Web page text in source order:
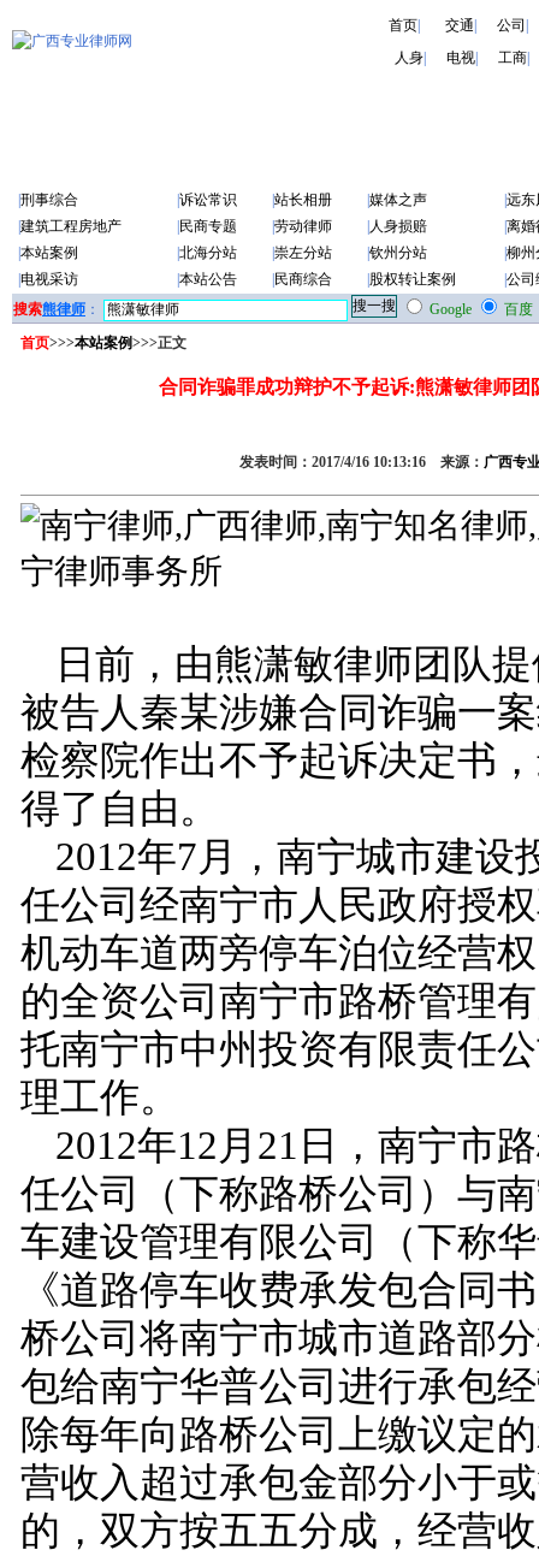
首页| 交通 公司
人身
电视 工商
刑事综合 诉讼常识 站长相册 媒体之声
远东
建筑工程房地产 民商专题 劳动律师 人身损赔
离婚
本站案例 北海分站 崇左分站 钦州分站
柳州
电视采访 本站公告 民商综合 股权转让案例
公司
搜索熊律师 ： Google
百度
首页>>>本站案例>>>正文
合同诈骗罪成功辩护不予起诉:熊潇敏律师团
发表时间：2017/4/16 10:13:16 来源： 广西专
日前，由熊潇敏律师团队
被告人秦某涉嫌合同诈骗一
检察院作出不予起诉决定书
得了自由。
2012年7月，南宁城市建设
任公司经南宁市人民政府授
机动车道两旁停车泊位经营
的全资公司南宁市路桥管理
托南宁市中州投资有限责任
理工作。
2012年12 月 21 日
，南宁市
任公司（下称路桥公司）与
车建设管理有限公司（下称
《道路停车收费承发包合同
桥公司将南宁市城市道路部
包给南宁华普公司进行承包
除每年向路桥公司上缴议定
营收入超过承包金部分小于
的，双方按五五分成，经营